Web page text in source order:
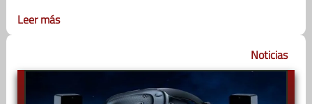
Leer más
Noticias